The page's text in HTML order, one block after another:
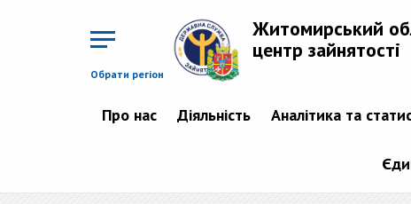
Обрати регіон
Житомирський
центр зайнятості
Про нас Діяльність Аналітика та